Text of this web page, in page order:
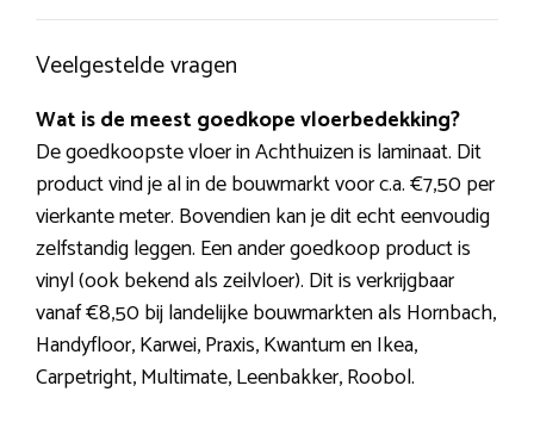
Veelgestelde vragen
Wat is de meest goedkope vloerbedekking?
De goedkoopste vloer in Achthuizen is laminaat. Dit
product vind je al in de bouwmarkt voor c.a. €7,50 per
vierkante meter. Bovendien kan je dit echt eenvoudig
zelfstandig leggen. Een ander goedkoop product is
vinyl (ook bekend als zeilvloer). Dit is verkrijgbaar
vanaf €8,50 bij landelijke bouwmarkten als Hornbach,
Handyfloor, Karwei, Praxis, Kwantum en Ikea,
Carpetright, Multimate, Leenbakker, Roobol.